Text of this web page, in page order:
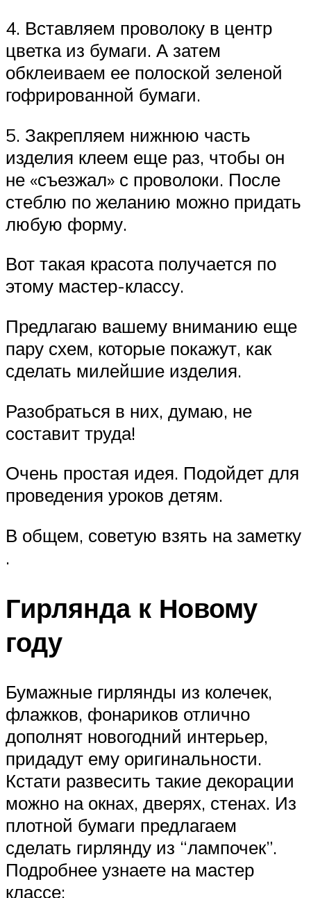
4. Вставляем проволоку в центр
цветка из бумаги. А затем
обклеиваем ее полоской зеленой
гофрированной бумаги.
5. Закрепляем нижнюю часть
изделия клеем еще раз, чтобы он
не «съезжал» с проволоки. После
стеблю по желанию можно придать
любую форму.
Вот такая красота получается по
этому мастер-классу.
Предлагаю вашему вниманию еще
пару схем, которые покажут, как
сделать милейшие изделия.
Разобраться в них, думаю, не
составит труда!
Очень простая идея. Подойдет для
проведения уроков детям.
В общем, советую взять на заметку
.
Гирлянда к Новому
году
Бумажные гирлянды из колечек,
флажков, фонариков отлично
дополнят новогодний интерьер,
придадут ему оригинальности.
Кстати развесить такие декорации
можно на окнах, дверях, стенах. Из
плотной бумаги предлагаем
сделать гирлянду из “лампочек”.
Подробнее узнаете на мастер
классе: